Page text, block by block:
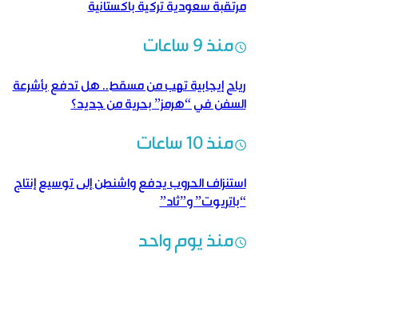
مرتقبة سعودية تركية باكستانية
منذ 9 ساعات
رياح إيجابية تهب من مسقط.. هل تدفع بأشرعة
السفن في “هرمز” بحرية من جديد؟
منذ 10 ساعات
استنزاف الحروب يدفع واشنطن إلى توسيع إنتاج
“باتريوت” و”ثاد”
منذ يوم واحد